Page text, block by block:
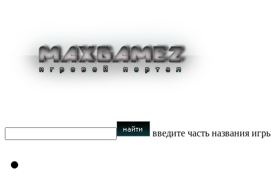
введите часть названия